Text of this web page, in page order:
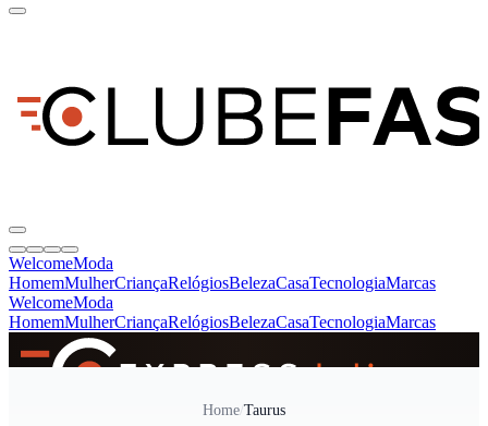
WelcomeModa
HomemMulherCriançaRelógiosBelezaCasaTecnologiaMarcas
WelcomeModa
HomemMulherCriançaRelógiosBelezaCasaTecnologiaMarcas
Home/Taurus